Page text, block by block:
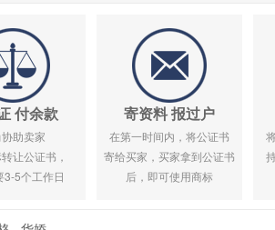
付余款
助卖家
让公证书，
3-5个工作日
寄资料 报过户
在第一时间内，将公证书
寄给买家，买家拿到公证书
后，即可使用商标